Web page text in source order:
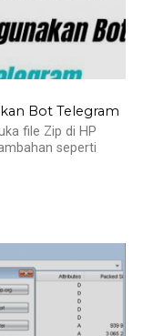
Bot Telegram
file Zip di HP
seperti